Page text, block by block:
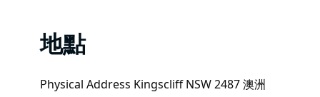
地點
Physical Address Kingscliff NSW 2487 澳洲